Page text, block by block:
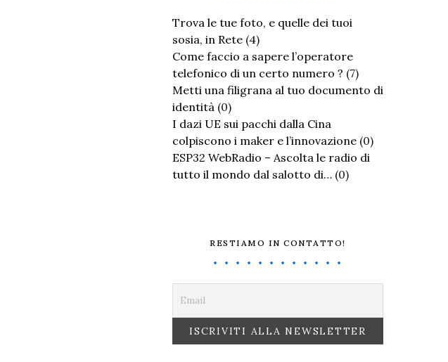
Trova le tue foto, e quelle dei tuoi
sosia, in Rete (4)
Come faccio a sapere l’operatore
telefonico di un certo numero ? (7)
Metti una filigrana al tuo documento di
identità (0)
I dazi UE sui pacchi dalla Cina
colpiscono i maker e l’innovazione (0)
ESP32 WebRadio – Ascolta le radio di
tutto il mondo dal salotto di… (0)
RESTIAMO IN CONTATTO!